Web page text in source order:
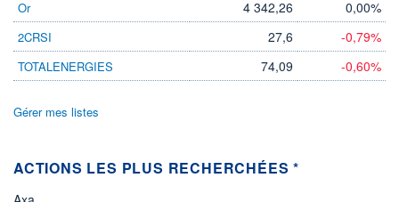
0,00 EUR DIVIDENDE
DIVIDENDE
-
Non éligible
Boursobank
Or 4 342,26 0,00%
2CRSI 27,6 -0,79%
TOTALENERGIES 74,09 -0,60%
Gérer mes listes
ACTIONS LES PLUS RECHERCHÉES *